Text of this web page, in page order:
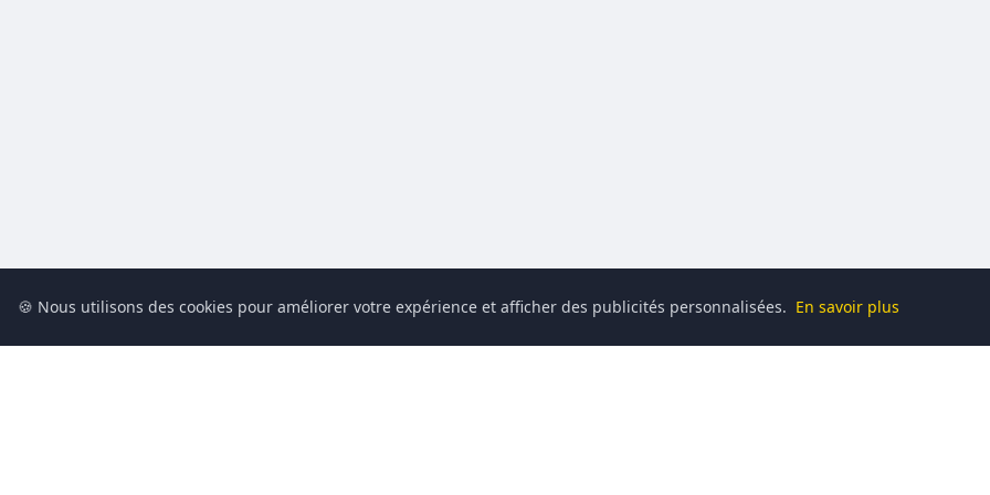
🍪 Nous utilisons des cookies pour améliorer votre expérience et afficher des publicités personnalisées. En savoir plus